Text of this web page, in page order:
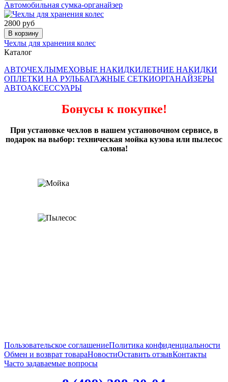
Автомобильная сумка-органайзер
2800 руб
В корзину
Чехлы для хранения колес
Каталог
АВТОЧЕХЛЫМЕХОВЫЕ НАКИДКИЛЕТНИЕ НАКИДКИ
ОПЛЕТКИ НА РУЛЬБАГАЖНЫЕ СЕТКИОРГАНАЙЗЕРЫ
АВТОАКСЕССУАРЫ
Бонусы к покупке!
При установке чехлов в нашем установочном сервисе, в
подарок на выбор: техническая мойка кузова или пылесос
салона!
Пользовательское соглашениеПолитика конфиденциальности
Обмен и возврат товараНовостиОставить отзывКонтакты
Часто задаваемые вопросы